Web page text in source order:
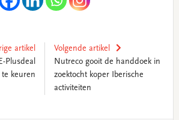
artikel
Plusdeal
te keuren
Volgende artikel
Nutreco gooit de handdoek in
zoektocht koper Iberische
activiteiten